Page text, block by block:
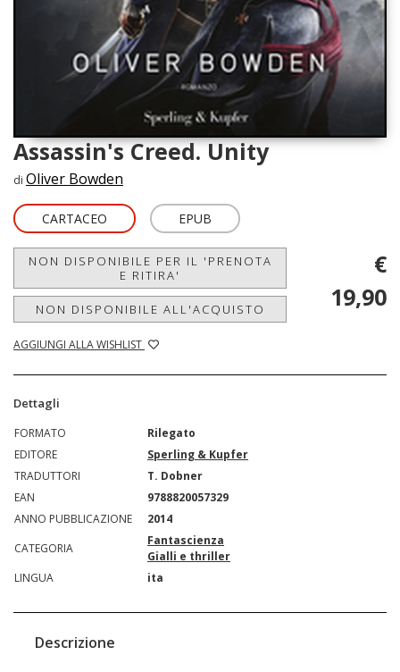
Assassin's Creed. Unity
di Oliver Bowden
CARTACEO EPUB
NON DISPONIBILE PER IL 'PRENOTA
E RITIRA'
NON DISPONIBILE ALL'ACQUISTO
AGGIUNGI ALLA WISHLIST
€
19,90
Dettagli
FORMATO
Rilegato
EDITORE
Sperling & Kupfer
TRADUTTORI
T. Dobner
EAN
9788820057329
ANNO PUBBLICAZIONE
2014
CATEGORIA
Fantascienza
Gialli e thriller
LINGUA
ita
Descrizione